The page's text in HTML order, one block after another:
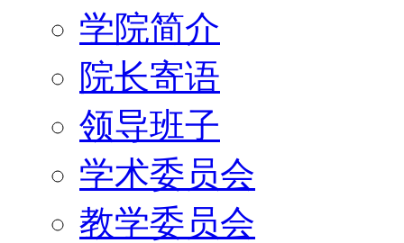
学院简介
院长寄语
领导班子
学术委员会
教学委员会